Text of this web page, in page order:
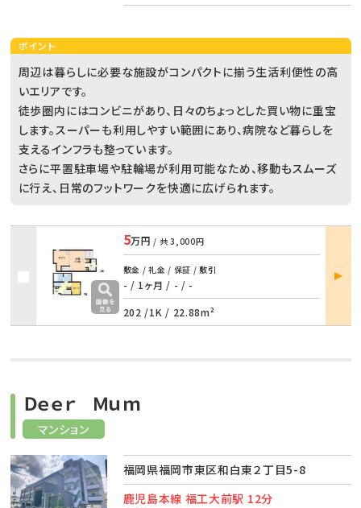
ポイント
周辺は暮らしに必要な施設がコンパクトに揃う生活利便性の高
いエリアです。
徒歩圏内にはコンビニがあり、日々のちょっとした買い物に重宝
します。スーパーも利用しやすい範囲にあり、病院など暮らしを
支えるインフラも整っています。
さらに平置駐車場や駐輪場が利用可能なため、移動もスムーズ
に行え、日常のフットワークを快適に広げられます。
5万円 / 共3,000円
敷金 / 礼金 / 保証 / 敷引
- / 1ヶ月 / - / -
202 /1K / 22.88m²
部屋
詳細
マンション
Ｄｅｅｒ Ｍｕｍ
福岡県福岡市東区和白東２丁目5-8
鹿児島本線 福工大前駅 12分